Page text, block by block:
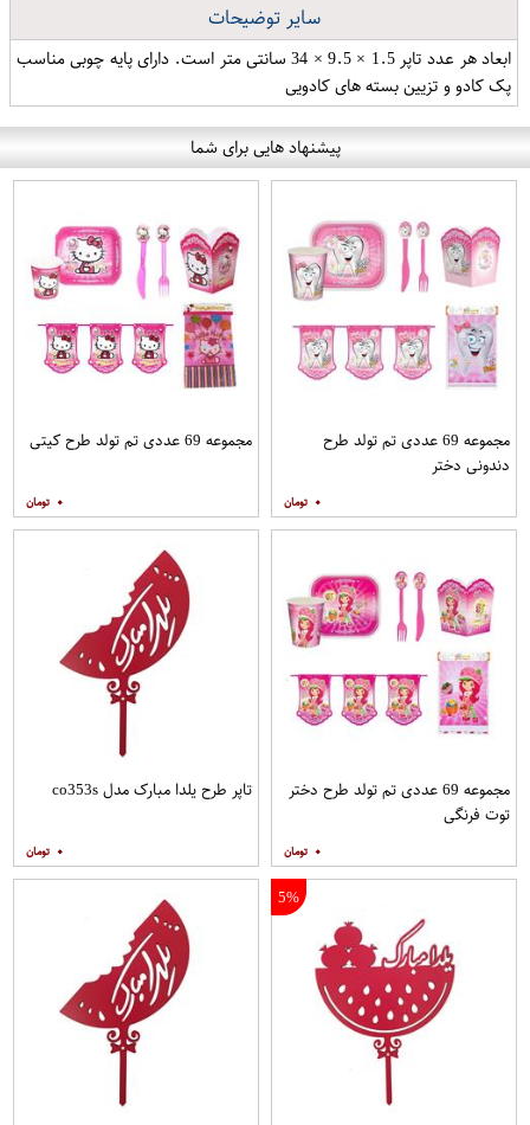
سایر توضیحات
ابعاد هر عدد تاپر 1.5 × 9.5 × 34 سانتی متر است. دارای پایه چوبی مناسب
پک کادو و تزیین بسته های کادویی
پیشنهاد هایی برای شما
مجموعه 69 عددی تم تولد طرح
دندونی دختر
۰
مجموعه 69 عددی تم تولد طرح کیتی
۰
مجموعه 69 عددی تم تولد طرح دختر
توت فرنگی
۰
تاپر طرح یلدا مبارک مدل co353s
۰
5%